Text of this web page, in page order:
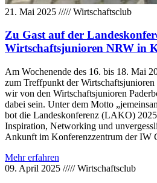
21. Mai 2025 /////Wirtschaftsclub
Zu Gast auf der
Wirtschaftsjunioren NRW in
Am Wochenende des 16. bis 18. Mai
zum Treffpunkt der
wir von den Wirtschaftsjunioren
dabei sein. Unter dem Motto
bot die Landeskonferenz (LAKO)
Inspiration, Networking und
Ankunft im Konferenzzentrum der
Mehr erfahren
09. April 2025 /////Wirtschaftsclub